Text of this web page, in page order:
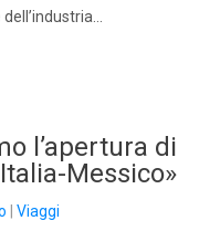
l’apertura di
Messico»
Viaggi